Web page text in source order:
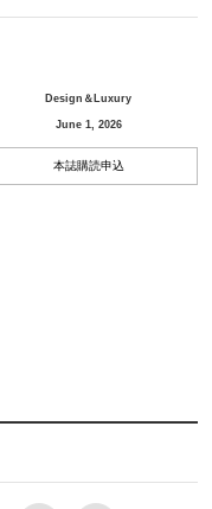
Design＆Luxury
June 1, 2026
本誌購読申込